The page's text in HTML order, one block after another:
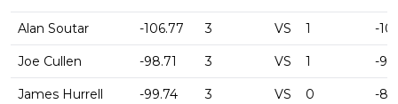
Alan Soutar -106.77 3 VS 1 -
Joe Cullen -98.71 3 VS 1 -
James Hurrell -99.74 3 VS 0 -